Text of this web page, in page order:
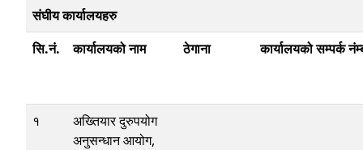
संघीय कार्यालयहरु
सि.नं.
कार्यालयको नाम ठेगाना कार्यालयको सम्पर्क
१
अख्तियार दुरुपयोग
अनुसन्धान आयोग,